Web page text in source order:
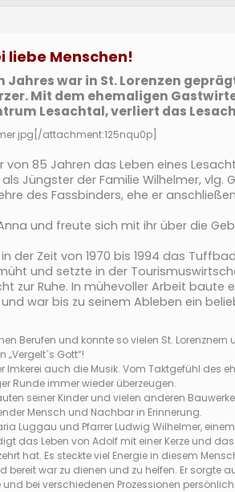
liebe Menschen!
Jahres war in St. Lorenzen
Mit dem ehemaligen
Lesachtal, verliert das
[/attachment:125nqu0p]
von 85 Jahren das Leben eines
Jüngster der Familie Wilhelmer, vlg.
des Fassbinders, ehe er
und freute sich mit ihr über die
der Zeit von 1970 bis 1994 das
und setzte in der
zur Ruhe. In mühevoller Arbeit baute
und war bis zu seinem Ableben ein
Berufen und konnte so vielen St.
Gott“!
auch die Musik. Vom Taktgefühl des
Runde immer wieder überzeugen.
seiner Kinder und vielen anderen
Mensch und Nachbar in Erinnerung.
Luggau und Pfarrer Ludwig Wilhelmer,
das Leben von Adolf mit einer Kerze und
hat. Es steckte viel Energie in diesem
bereit war zu dienen und zu helfen. Er sorgte
und bei verschiedenen Prozessionen